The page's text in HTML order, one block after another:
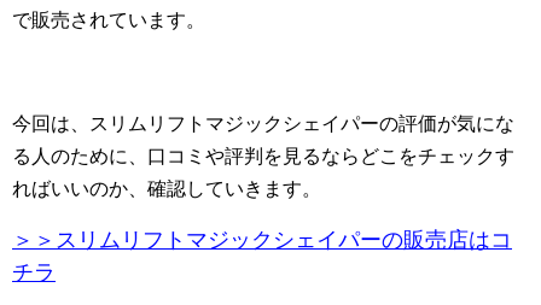
で販売されています。
今回は、スリムリフトマジックシェイパーの評価が気にな
る人のために、口コミや評判を見るならどこをチェックす
ればいいのか、確認していきます。
＞＞スリムリフトマジックシェイパーの販売店はコ
チラ